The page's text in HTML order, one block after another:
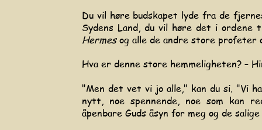
Du vil høre budskapet lyde fra de
Sydens Land, du vil høre det i ordene
Hermesog alle de andre store profeter
Hva er denne store hemmeligheten? –
"Men det vet vi jo alle," kan du si. "Vi
nytt, noe spennende, noe som kan
åpenbare Guds åsyn for meg og de